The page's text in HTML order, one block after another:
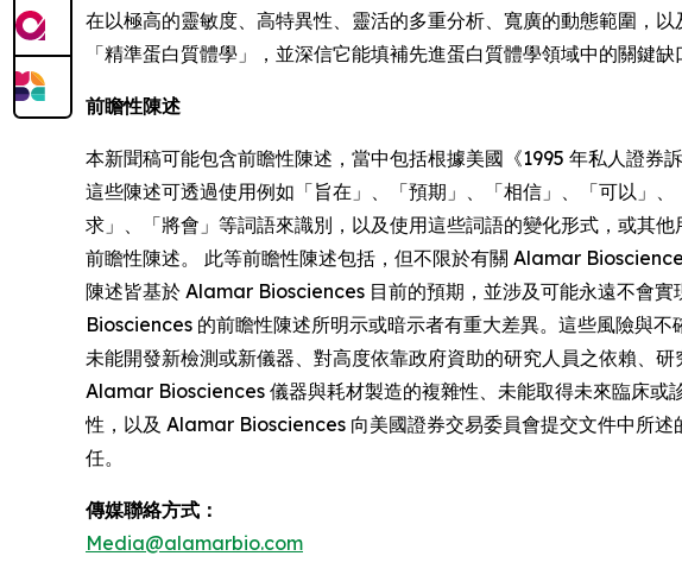
在以極高的靈敏度、高特異性、靈活的多重分析、寬廣的動態範圍，
「精準蛋白質體學」，並深信它能填補先進蛋白質體學領域中的關鍵
前瞻性陳述
本新聞稿可能包含前瞻性陳述，當中包括根據美國《1995 年私人證
這些陳述可透過使用例如「旨在」、「預期」、「相信」、「可以」
求」、「將會」等詞語來識別，以及使用這些詞語的變化形式，或其
前瞻性陳述。 此等前瞻性陳述包括，但不限於有關 Alamar
陳述皆基於 Alamar Biosciences 目前的預期，並涉及可能永遠不會
Biosciences 的前瞻性陳述所明示或暗示者有重大差異。這些風險與
未能開發新檢測或新儀器、對高度依靠政府資助的研究人員之依賴、
Alamar Biosciences 儀器與耗材製造的複雜性、未能取得未來臨床
性，以及 Alamar Biosciences 向美國證券交易委員會提交文件中所
任。
傳媒聯絡方式：
Media@alamarbio.com